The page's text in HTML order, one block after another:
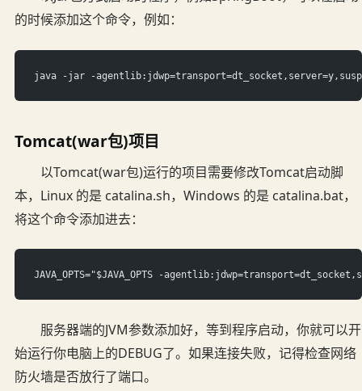
的时候添加这个命令，例如：
java -jar -
Tomcat(war包)项目
以Tomcat(war包)运行的项目需要修改Tomcat启动脚
本，Linux 的是 catalina.sh，Windows 的是 catalina.bat，
将这个命令添加进去：
JAVA_OPTS="$JAVA_OPTS -
服务器端的JVM参数添加好，等到程序启动，你就可以开
始运行你电脑上的DEBUG了。如果连接失败，记得检查网络
防火墙是否放行了端口。